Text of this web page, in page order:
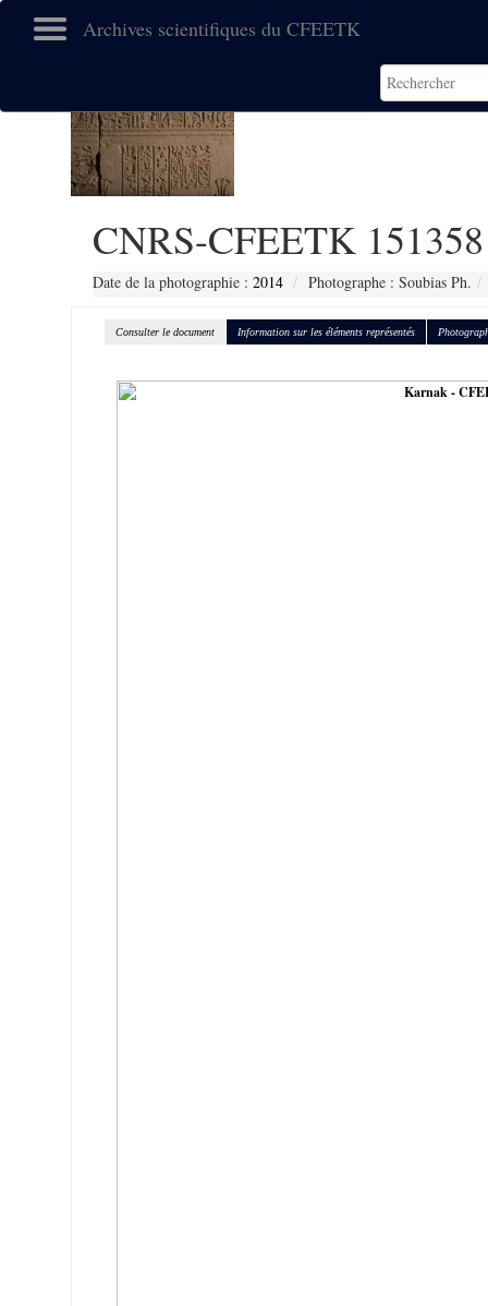
Archives scientifiques du CFEETK
CNRS-CFEETK 151358
Date de la photographie : 2014 Photographe : Soubias Ph.
Consulter le document Information sur les éléments représentés